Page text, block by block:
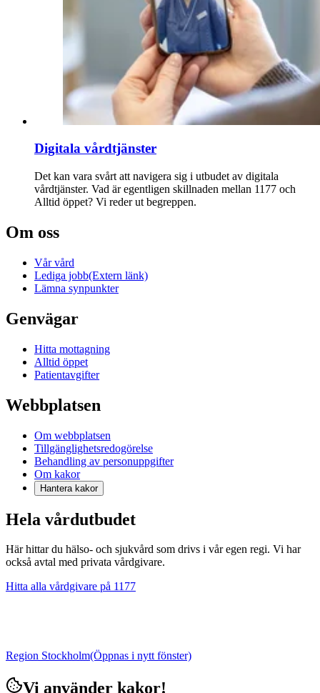
Digitala vårdtjänster
Det kan vara svårt att navigera sig i utbudet av digitala
vårdtjänster. Vad är egentligen skillnaden mellan 1177 och
Alltid öppet? Vi reder ut begreppen.
Om oss
Vår vård
Lediga jobb(Extern länk)
Lämna synpunkter
Genvägar
Hitta mottagning
Alltid öppet
Patientavgifter
Webbplatsen
Om webbplatsen
Tillgänglighetsredogörelse
Behandling av personuppgifter
Om kakor
Hantera kakor
Hela vårdutbudet
Här hittar du hälso- och sjukvård som drivs i vår egen regi. Vi har
också avtal med privata vårdgivare.
Hitta alla vårdgivare på 1177
Region Stockholm(Öppnas i nytt fönster)
Vi använder kakor!